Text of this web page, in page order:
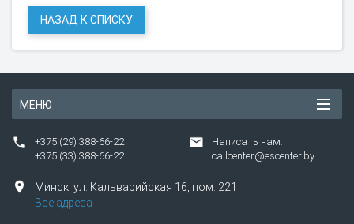
НАЗАД К СПИСКУ
МЕНЮ
+375 (29) 388-66-22
+375 (33) 388-66-22
Написать нам:
callcenter@escenter.by
Минск, ул. Кальварийская 16, пом. 221
Все адреса